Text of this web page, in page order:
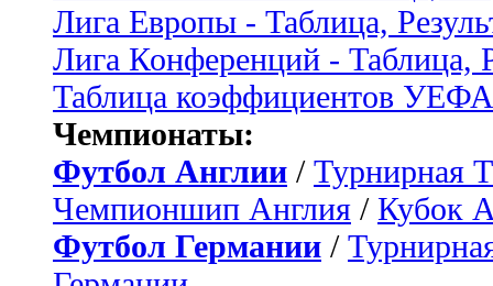
Лига Европы - Таблица,
Лига Конференций - Таблица,
Таблица коэффициентов УЕФА
Чемпионаты:
Футбол Англии / Турнирная
Чемпионшип Англия / Кубок
Футбол Германии /